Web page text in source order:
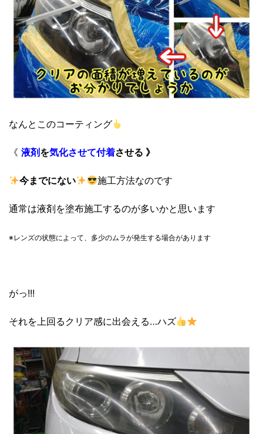
なんとこのコーティング
《 液剤 を気化させて付着させる 》
今までにない 施工方法なのです
通常は液剤を塗布施工するのが多いかと思います
※レンズの状態によって、 多少のムラが発生する場合があります
がっ!!!
それを上回るクリア感に出会える…ハズ